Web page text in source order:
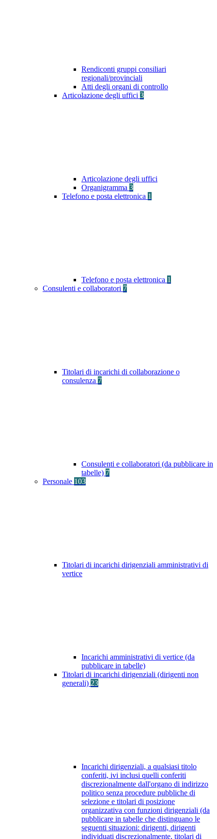
Rendiconti gruppi consiliari
regionali/provinciali
Atti degli organi di controllo
Articolazione degli uffici 3
Articolazione degli uffici
Organigramma 3
Telefono e posta elettronica 1
Telefono e posta elettronica 1
Consulenti e collaboratori 7
Titolari di incarichi di collaborazione o
consulenza 7
Consulenti e collaboratori (da pubblicare in
tabelle) 7
Personale 103
Titolari di incarichi dirigenziali amministrativi di
vertice
Incarichi amministrativi di vertice (da
pubblicare in tabelle)
Titolari di incarichi dirigenziali (dirigenti non
generali) 23
Incarichi dirigenziali, a qualsiasi titolo
conferiti, ivi inclusi quelli conferiti
discrezionalmente dall'organo di indirizzo
politico senza procedure pubbliche di
selezione e titolari di posizione
organizzativa con funzioni dirigenziali (da
pubblicare in tabelle che distinguano le
seguenti situazioni: dirigenti, dirigenti
individuati discrezionalmente, titolari di